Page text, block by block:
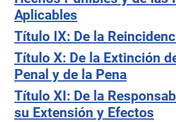
Aplicables
Título IX: De la
Título X: De la Extinción
Penal y de la Pena
Título XI: De la
su Extensión y Efectos